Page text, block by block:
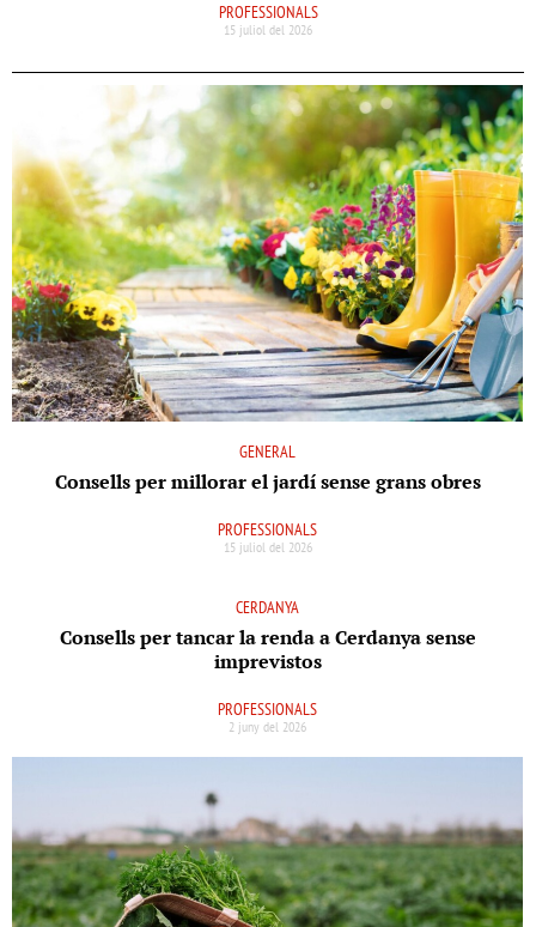
PROFESSIONALS
15 juliol del 2026
GENERAL
Consells per millorar el jardí sense grans obres
PROFESSIONALS
15 juliol del 2026
CERDANYA
Consells per tancar la renda a Cerdanya sense
imprevistos
PROFESSIONALS
2 juny del 2026